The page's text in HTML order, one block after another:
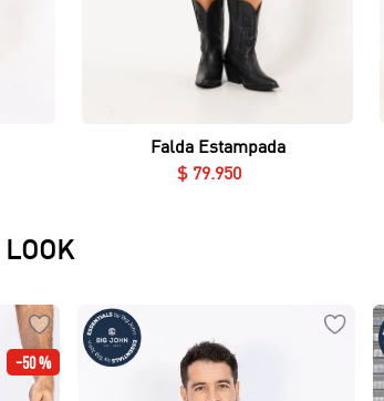
Vista rápida
Falda Estampada
$ 79.950
-50 %